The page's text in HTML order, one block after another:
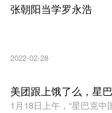
张朝阳当学罗永浩
2022-02-28
美团跟上饿了么，星
1月18日上午，“星巴克中